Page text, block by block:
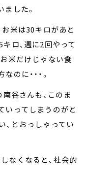
した。
お米は30キロがあと
ロ、週に2回やって
米だけじゃない食
のに・・・。
南谷さんも、このま
いってしまうのがと
、とおっしゃってい
なくなると、社会的